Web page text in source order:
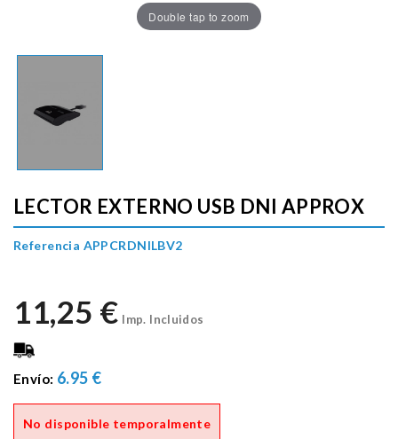
Double tap to zoom
LECTOR EXTERNO USB DNI APPROX
Referencia APPCRDNILBV2
11,25 € Imp. Incluidos
Envío: 6.95 €
No disponible temporalmente